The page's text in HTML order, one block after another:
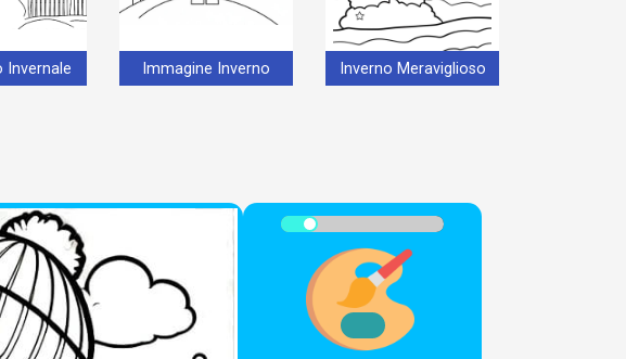
Invernale Immagine Inverno Inverno Meraviglioso